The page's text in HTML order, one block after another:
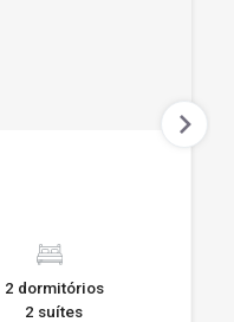
2 dormitórios
2 suítes